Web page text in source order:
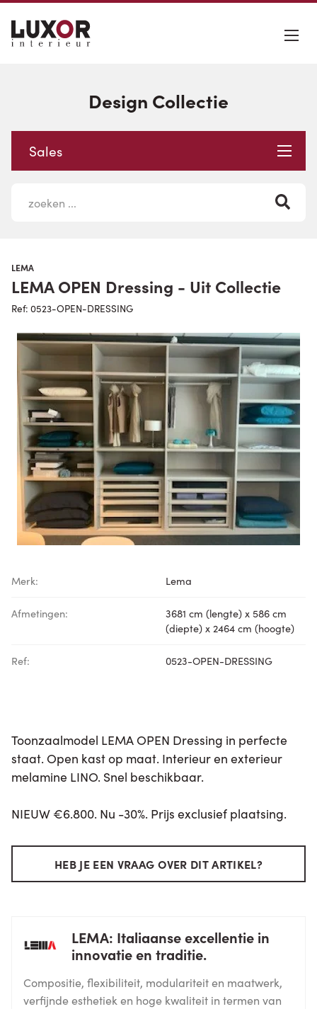
Design Collectie
Sales
LEMA
LEMA OPEN Dressing - Uit Collectie
Ref: 0523-OPEN-DRESSING
Merk: Lema
Afmetingen:
3681 cm (lengte) x 586 cm
(diepte) x 2464 cm (hoogte)
Ref: 0523-OPEN-DRESSING
Toonzaalmodel LEMA OPEN Dressing in perfecte
staat. Open kast op maat. Interieur en exterieur
melamine LINO. Snel beschikbaar.
NIEUW €6.800. Nu -30%. Prijs exclusief plaatsing.
HEB JE EEN VRAAG OVER DIT ARTIKEL?
LEMA: Italiaanse excellentie in
innovatie en traditie.
Compositie, flexibiliteit, modulariteit en maatwerk,
verfijnde esthetiek en hoge kwaliteit in termen van